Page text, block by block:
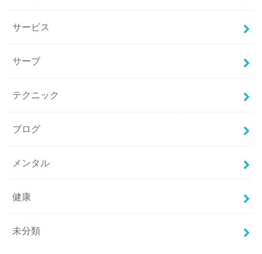
サービス
サーブ
テクニック
ブログ
メンタル
健康
未分類